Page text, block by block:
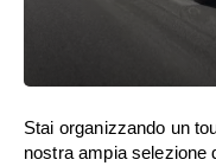
Stai organizzando un
nostra ampia selezione